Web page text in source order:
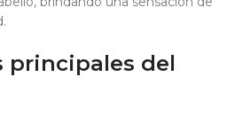
principales del